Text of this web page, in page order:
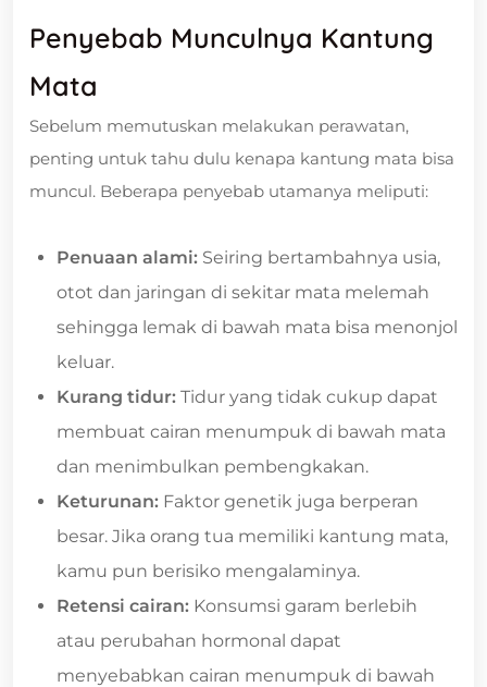
Penyebab Munculnya Kantung
Mata
Sebelum memutuskan melakukan perawatan,
penting untuk tahu dulu kenapa kantung mata bisa
muncul. Beberapa penyebab utamanya meliputi:
Penuaan alami: Seiring bertambahnya usia,
otot dan jaringan di sekitar mata melemah
sehingga lemak di bawah mata bisa menonjol
keluar.
Kurang tidur: Tidur yang tidak cukup dapat
membuat cairan menumpuk di bawah mata
dan menimbulkan pembengkakan.
Keturunan: Faktor genetik juga berperan
besar. Jika orang tua memiliki kantung mata,
kamu pun berisiko mengalaminya.
Retensi cairan: Konsumsi garam berlebih
atau perubahan hormonal dapat
menyebabkan cairan menumpuk di bawah